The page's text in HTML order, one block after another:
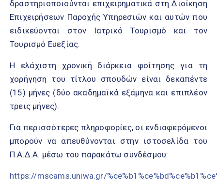
δραστηριοποιούνται επιχειρηματικά στη Διοίκηση
Επιχειρήσεων Παροχής Υπηρεσιών και αυτών που
ειδικεύονται στον Ιατρικό Τουρισμό και τον
Τουρισμό Ευεξίας.
Η ελάχιστη χρονική διάρκεια φοίτησης για τη
χορήγηση του τίτλου σπουδών είναι δεκαπέντε
(15) μήνες (δύο ακαδημαϊκά εξάμηνα και επιπλέον
τρεις μήνες).
Για περισσότερες πληροφορίες, οι ενδιαφερόμενοι
μπορούν να απευθύνονται στην ιστοσελίδα του
Π.Α.Δ.Α. μέσω του παρακάτω συνδέσμου:
https://mscams.uniwa.gr/